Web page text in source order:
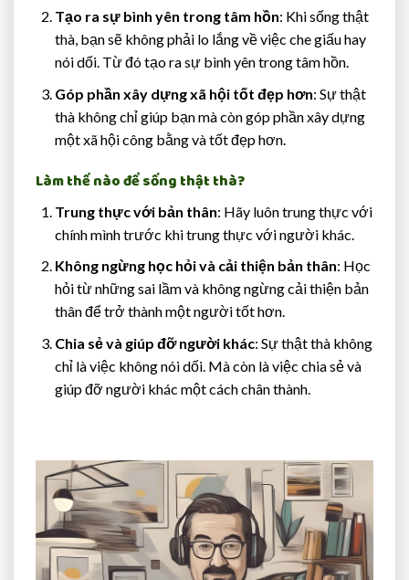
Tạo ra sự bình yên trong tâm hồn: Khi sống thật
thà, bạn sẽ không phải lo lắng về việc che giấu hay
nói dối. Từ đó tạo ra sự bình yên trong tâm hồn.
Góp phần xây dựng xã hội tốt đẹp hơn: Sự thật
thà không chỉ giúp bạn mà còn góp phần xây dựng
một xã hội công bằng và tốt đẹp hơn.
Làm thế nào để sống thật thà?
Trung thực với bản thân: Hãy luôn trung thực với
chính mình trước khi trung thực với người khác.
Không ngừng học hỏi và cải thiện bản thân: Học
hỏi từ những sai lầm và không ngừng cải thiện bản
thân để trở thành một người tốt hơn.
Chia sẻ và giúp đỡ người khác: Sự thật thà không
chỉ là việc không nói dối. Mà còn là việc chia sẻ và
giúp đỡ người khác một cách chân thành.